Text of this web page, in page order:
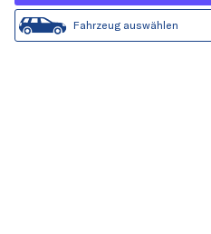
Fahrzeug auswählen